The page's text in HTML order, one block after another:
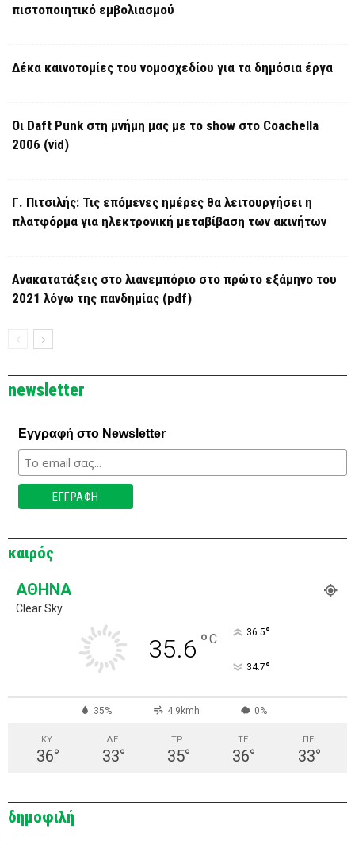
πιστοποιητικό εμβολιασμού
Δέκα καινοτομίες του νομοσχεδίου για τα δημόσια έργα
Οι Daft Punk στη μνήμη μας με το show στο Coachella
2006 (vid)
Γ. Πιτσιλής: Τις επόμενες ημέρες θα λειτουργήσει η
πλατφόρμα για ηλεκτρονική μεταβίβαση των ακινήτων
Ανακατατάξεις στο λιανεμπόριο στο πρώτο εξάμηνο του
2021 λόγω της πανδημίας (pdf)
newsletter
Εγγραφή στο Newsletter
καιρός
ΑΘΉΝΑ
Clear Sky
35.6 °C 36.5°
34.7°
35% 4.9kmh 0%
ΚΥ
36°
ΔΕ
33°
ΤΡ
35°
ΤΕ
36°
ΠΕ
33°
δημοφιλή